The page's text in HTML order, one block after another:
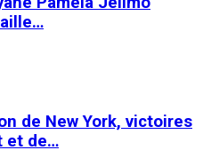
de New York, victoires
et de…